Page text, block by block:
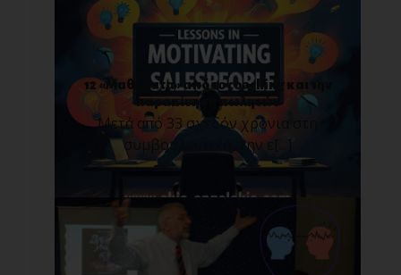
12 «Μαθήματα» από το coaching και την
παρακίνηση πωλητών
Μετά από 33 σχεδόν χρόνια στη
συμβουλευτική, την ε[...]